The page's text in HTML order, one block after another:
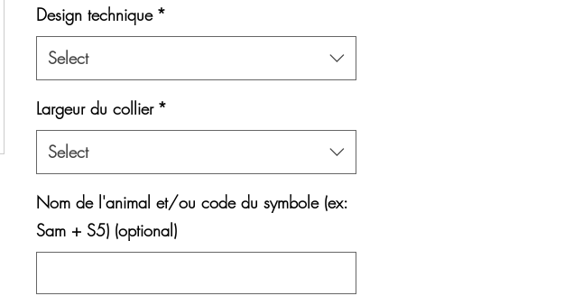
Design technique *
Select
Largeur du collier *
Select
Nom de l'animal et/ou code du symbole (ex:
Sam + S5) (optional)